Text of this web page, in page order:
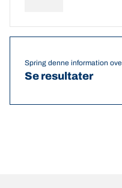
Spring denne information
Se resultater